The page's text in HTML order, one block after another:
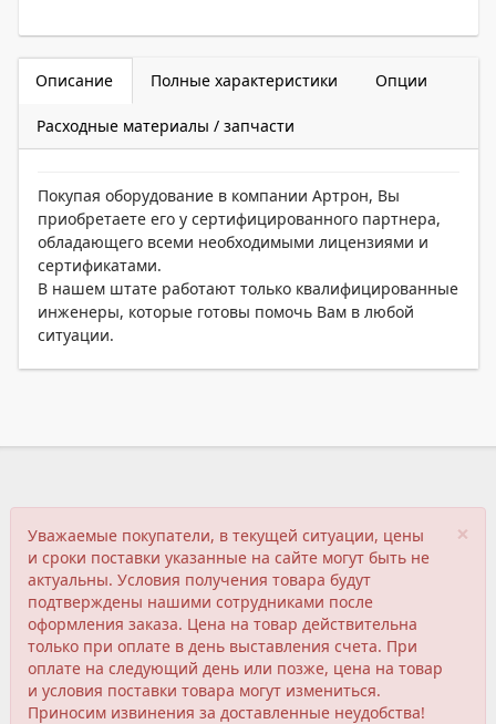
Описание Полные характеристики Опции
Расходные материалы / запчасти
Покупая оборудование в компании Артрон, Вы
приобретаете его у сертифицированного партнера,
обладающего всеми необходимыми лицензиями и
сертификатами.
В нашем штате работают только квалифицированные
инженеры, которые готовы помочь Вам в любой
ситуации.
×
Уважаемые покупатели, в текущей ситуации, цены
и сроки поставки указанные на сайте могут быть не
актуальны. Условия получения товара будут
подтверждены нашими сотрудниками после
оформления заказа. Цена на товар действительна
только при оплате в день выставления счета. При
оплате на следующий день или позже, цена на товар
и условия поставки товара могут измениться.
Приносим извинения за доставленные неудобства!